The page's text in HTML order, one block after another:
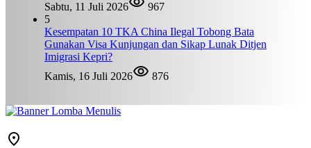
Sabtu, 11 Juli 2026
967
5
Kesempatan 10 TKA China Ilegal Tobong Bata
Gunakan Visa Kunjungan dan Sikap Lunak Ditjen
Imigrasi Kepri?
Kamis, 16 Juli 2026
876